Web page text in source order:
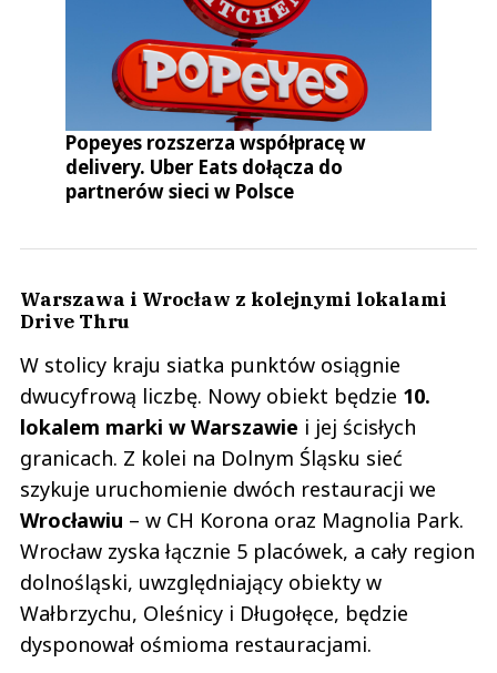
Popeyes rozszerza współpracę w
delivery. Uber Eats dołącza do
partnerów sieci w Polsce
Warszawa i Wrocław z kolejnymi lokalami
Drive Thru
W stolicy kraju siatka punktów osiągnie
dwucyfrową liczbę. Nowy obiekt będzie 10.
lokalem marki w Warszawie i jej ścisłych
granicach. Z kolei na Dolnym Śląsku sieć
szykuje uruchomienie dwóch restauracji we
Wrocławiu – w CH Korona oraz Magnolia Park.
Wrocław zyska łącznie 5 placówek, a cały region
dolnośląski, uwzględniający obiekty w
Wałbrzychu, Oleśnicy i Długołęce, będzie
dysponował ośmioma restauracjami.